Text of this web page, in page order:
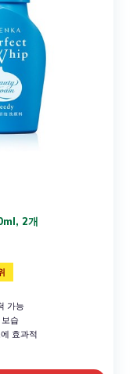
2개
가능
습
효과적